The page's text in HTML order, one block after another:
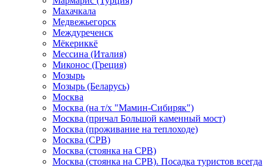
Махачкала
Медвежьегорск
Междуреченск
Мёкериккё
Мессина (Италия)
Миконос (Греция)
Мозырь
Мозырь (Беларусь)
Москва
Москва (на т/х "Мамин-Сибиряк")
Москва (причал Большой каменный мост)
Москва (проживание на теплоходе)
Москва (СРВ)
Москва (стоянка на СРВ)
Москва (стоянка на СРВ). Посадка туристов всегда